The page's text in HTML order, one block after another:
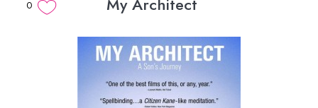
0 My Architect